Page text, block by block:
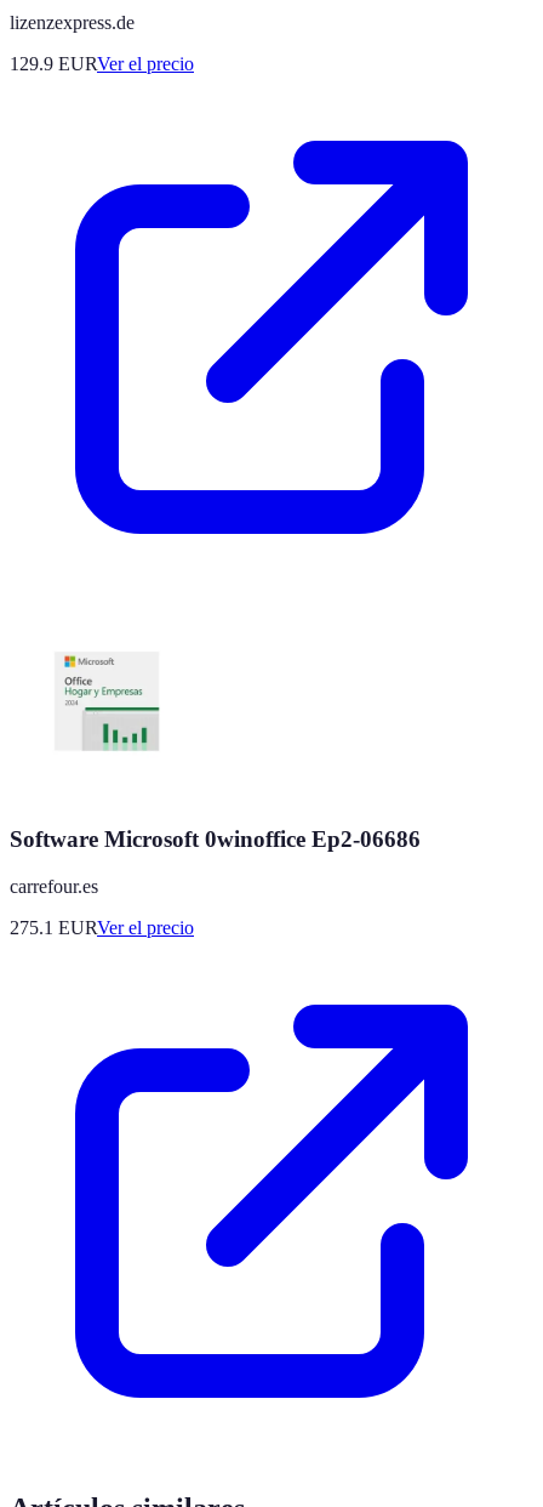
lizenzexpress.de
129.9 EURVer el precio
Software Microsoft 0winoffice Ep2-06686
carrefour.es
275.1 EURVer el precio